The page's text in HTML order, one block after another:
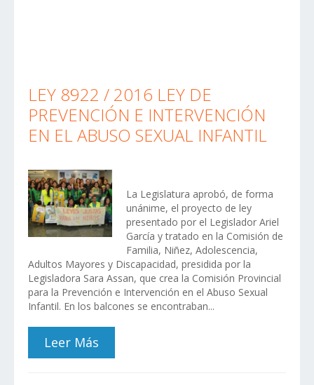
LEY 8922 / 2016 LEY DE
PREVENCIÓN E INTERVENCIÓN
EN EL ABUSO SEXUAL INFANTIL
La Legislatura aprobó, de forma
unánime, el proyecto de ley
presentado por el Legislador Ariel
García y tratado en la Comisión de
Familia, Niñez, Adolescencia,
Adultos Mayores y Discapacidad, presidida por la
Legisladora Sara Assan, que crea la Comisión Provincial
para la Prevención e Intervención en el Abuso Sexual
Infantil. En los balcones se encontraban...
Leer Más